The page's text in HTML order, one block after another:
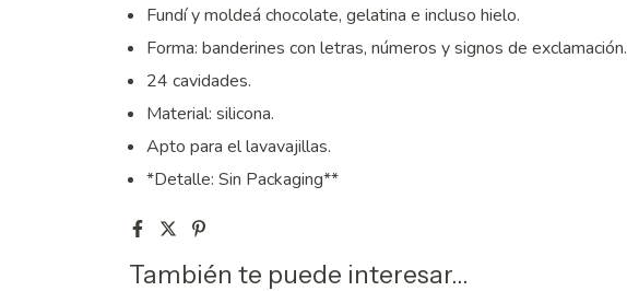
Fundí y moldeá chocolate, gelatina e incluso hielo.
Forma: banderines con letras, números y signos de exclamación.
24 cavidades.
Material: silicona.
Apto para el lavavajillas.
*Detalle: Sin Packaging**
También te puede interesar...